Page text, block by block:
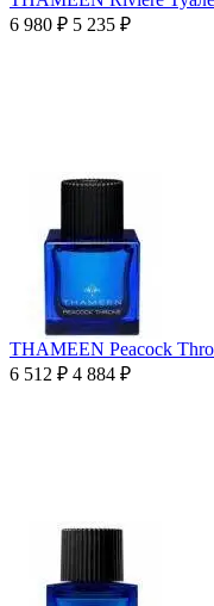
6 980 ₽ 5 235 ₽
THAMEEN Peacock
6 512 ₽ 4 884 ₽